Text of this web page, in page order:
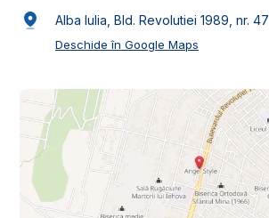
Alba Iulia, Bld. Revolutiei 1989, nr. 47
Deschide în Google Maps